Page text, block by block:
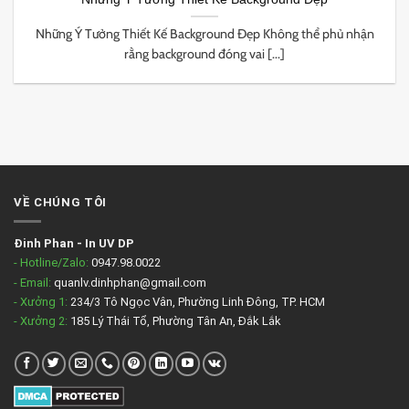
Những Ý Tưởng Thiết Kế Background Đẹp Không thể phủ nhận
rằng background đóng vai [...]
VỀ CHÚNG TÔI
Đinh Phan - In UV DP
- Hotline/Zalo: 0947.98.0022
- Email: quanlv.dinhphan@gmail.com
- Xưởng 1: 234/3 Tô Ngọc Vân, Phường Linh Đông, TP. HCM
- Xưởng 2: 185 Lý Thái Tổ, Phường Tân An, Đắk Lắk